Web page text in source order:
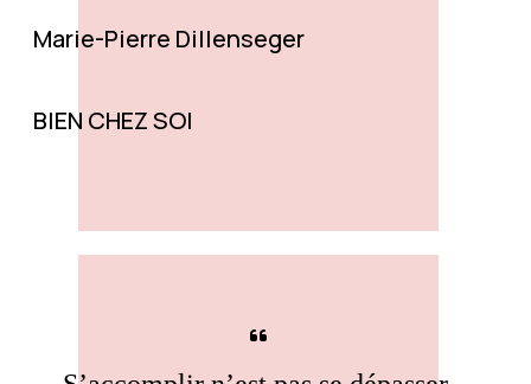
Marie-Pierre Dillenseger
BIEN CHEZ SOI